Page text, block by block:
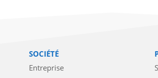
SOCIÉTÉ
Entreprise